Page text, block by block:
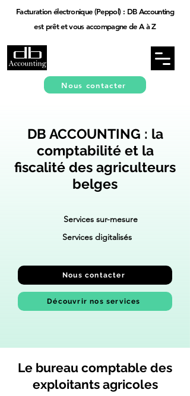
Nous contacter
Facturation électronique (Peppol) : DB Accounting
est prêt et vous accompagne de A à Z
DB ACCOUNTING : la
comptabilité et la
fiscalité des agriculteurs
belges
Services sur-mesure
Services digitalisés
Nous contacter
Découvrir nos services
Le bureau comptable des
exploitants agricoles